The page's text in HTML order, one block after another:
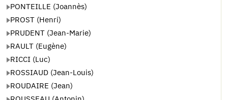
PONTEILLE (Joannès)
PROST (Henri)
PRUDENT (Jean-Marie)
RAULT (Eugène)
RICCI (Luc)
ROSSIAUD (Jean-Louis)
ROUDAIRE (Jean)